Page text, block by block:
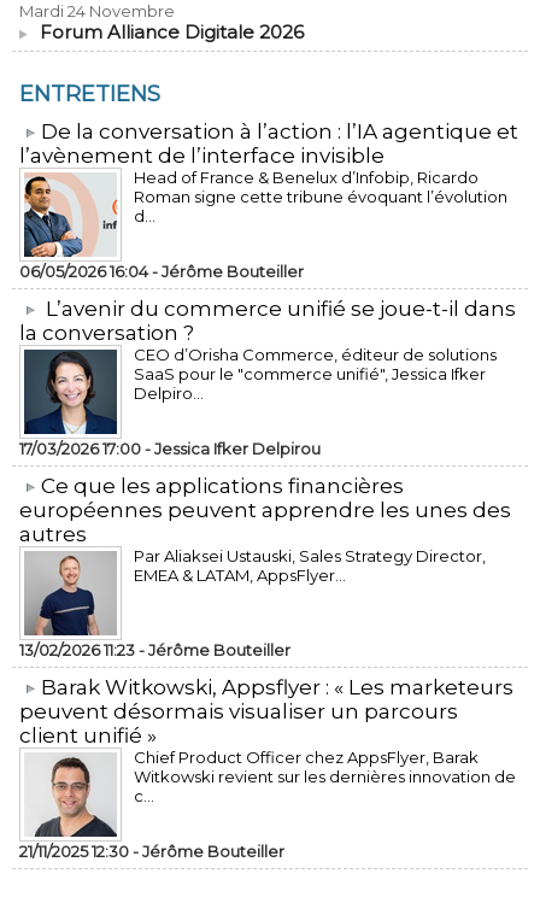
Mardi 24 Novembre
Forum Alliance Digitale 2026
ENTRETIENS
​De la conversation à l’action : l’IA agentique et
l’avènement de l’interface invisible
Head of France & Benelux d’Infobip, Ricardo
Roman signe cette tribune évoquant l’évolution
d...
06/05/2026 16:04 -Jérôme Bouteiller
L’avenir du commerce unifié se joue-t-il dans
la conversation ?
CEO d’Orisha Commerce, éditeur de solutions
SaaS pour le "commerce unifié", Jessica Ifker
Delpiro...
17/03/2026 17:00 -Jessica Ifker Delpirou
​Ce que les applications financières
européennes peuvent apprendre les unes des
autres
Par Aliaksei Ustauski, Sales Strategy Director,
EMEA & LATAM, AppsFlyer...
13/02/2026 11:23 -Jérôme Bouteiller
​Barak Witkowski, Appsflyer : « Les marketeurs
peuvent désormais visualiser un parcours
client unifié »
Chief Product Officer chez AppsFlyer, ​Barak
Witkowski revient sur les dernières innovation de
c...
21/11/2025 12:30 -Jérôme Bouteiller